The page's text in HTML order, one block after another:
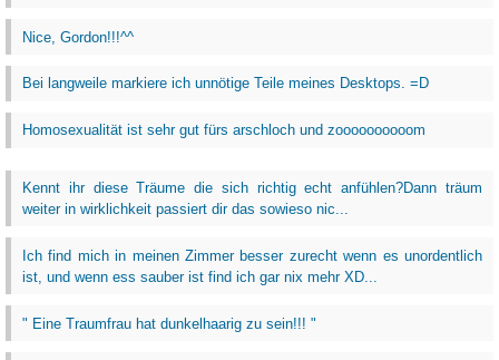
Nice, Gordon!!!^^
Bei langweile markiere ich unnötige Teile meines Desktops. =D
Homosexualität ist sehr gut fürs arschloch und zoooooooooom
Kennt ihr diese Träume die sich richtig echt anfühlen?Dann träum
weiter in wirklichkeit passiert dir das sowieso nic...
Ich find mich in meinen Zimmer besser zurecht wenn es unordentlich
ist, und wenn ess sauber ist find ich gar nix mehr XD...
" Eine Traumfrau hat dunkelhaarig zu sein!!! "